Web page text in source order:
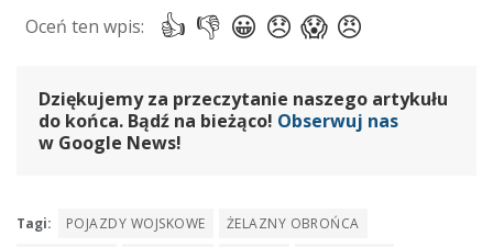
Dziękujemy za przeczytanie naszego artykułu
do końca. Bądź na bieżąco! Obserwuj nas
w Google News!
Tagi: POJAZDY WOJSKOWE
ŻELAZNY OBROŃCA